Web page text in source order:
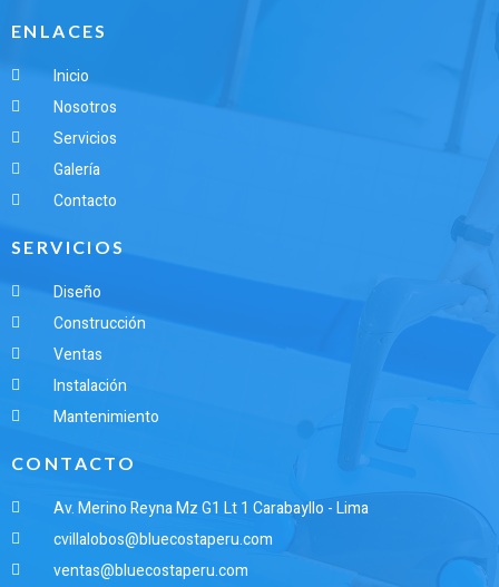
ENLACES
Inicio
Nosotros
Servicios
Galería
Contacto
SERVICIOS
Diseño
Construcción
Ventas
Instalación
Mantenimiento
CONTACTO
Av. Merino Reyna Mz G1 Lt 1 Carabayllo - Lima
cvillalobos@bluecostaperu.com
ventas@bluecostaperu.com